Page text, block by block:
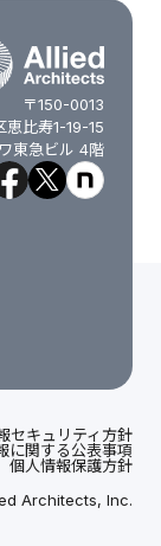
〒150-0013
恵比寿1-19-15
東急ビル 4階
セキュリティ方針
に関する公表事項
個人情報保護方針
Architects, Inc.